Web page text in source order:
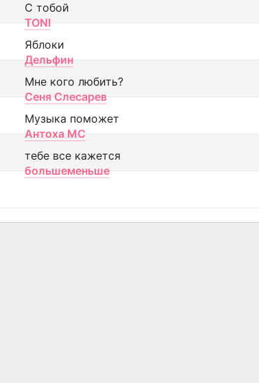
С тобой
TONI
Яблоки
Дельфин
Мне кого любить?
Сеня Слесарев
Музыка поможет
Антоха МС
тебе все кажется
большеменьше